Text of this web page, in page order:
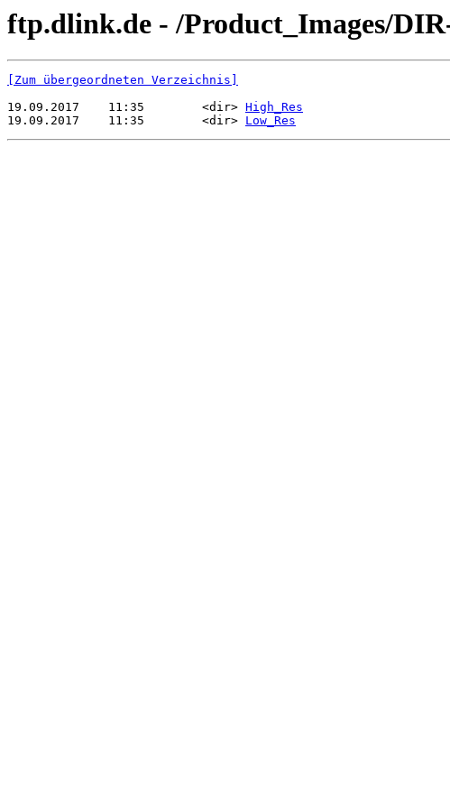
ftp.dlink.de - /Product_Images/
[Zum übergeordneten Verzeichnis]
19.09.2017    11:35        <dir> High_Res
19.09.2017    11:35        <dir> Low_Res